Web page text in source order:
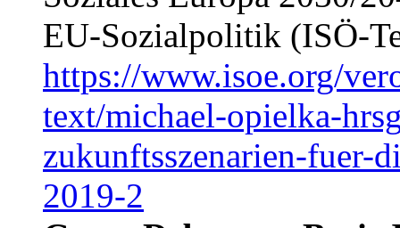
EU-Sozialpolitik (ISÖ-
https://www.isoe.org/
text/michael-opielka-
zukunftsszenarien-fuer-
2019-2